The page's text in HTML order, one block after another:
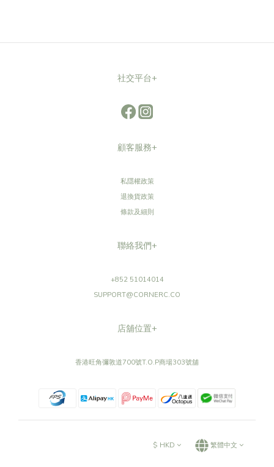
社交平台+
顧客服務+
私隱權政策
退換貨政策
條款及細則
聯絡我們+
+852 51014014
SUPPORT@CORNERC.CO
店舖位置+
香港旺角彌敦道700號T.O.P商場303號舖
$ HKD 繁體中文